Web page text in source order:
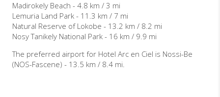
Madirokely Beach - 4.8 km / 3 mi
Lemuria Land Park - 11.3 km / 7 mi
Natural Reserve of Lokobe - 13.2 km / 8.2 mi
Nosy Tanikely National Park - 16 km / 9.9 mi
The preferred airport for Hotel Arc en Ciel is Nossi-Be
(NOS-Fascene) - 13.5 km / 8.4 mi.